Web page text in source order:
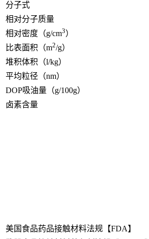
分子式
相对分子质量
相对密度（g/cm3）
比表面积（m2/g）
堆积体积（l/kg）
平均粒径（nm）
DOP吸油量（g/100g）
卤素含量
美国食品药品接触材料法规【FDA】